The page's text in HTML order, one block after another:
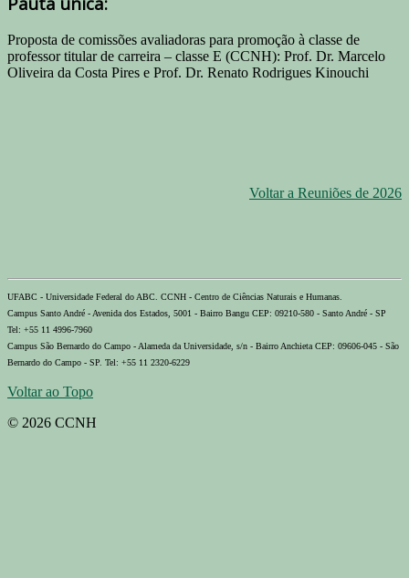
Proposta de comissões avaliadoras para promoção à classe de
professor titular de carreira – classe E (CCNH): Prof. Dr. Marcelo
Oliveira da Costa Pires e Prof. Dr. Renato Rodrigues Kinouchi
Voltar a Reuniões de 2026
UFABC - Universidade Federal do ABC. CCNH - Centro de Ciências Naturais e Humanas.
Campus Santo André - Avenida dos Estados, 5001 - Bairro Bangu CEP: 09210-580 - Santo André - SP
Tel: +55 11 4996-7960
Campus São Bernardo do Campo - Alameda da Universidade, s/n - Bairro Anchieta CEP: 09606-045 - São
Bernardo do Campo - SP. Tel: +55 11 2320-6229
Voltar ao Topo
© 2026 CCNH